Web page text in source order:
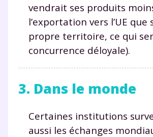
vendrait ses produits
l’exportation vers l’UE que
propre territoire, ce qui
concurrence déloyale).
3. Dans le monde
Certaines institutions
aussi les échanges